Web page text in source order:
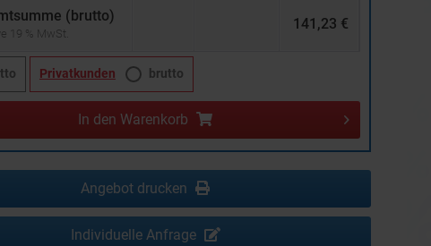
(brutto)
19 % MwSt.
141,23 €
Privatkunden brutto
In den Warenkorb
Angebot drucken
Individuelle Anfrage